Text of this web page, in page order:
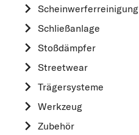
Scheinwerferreinigung
Schließanlage
Stoßdämpfer
Streetwear
Trägersysteme
Werkzeug
Zubehör